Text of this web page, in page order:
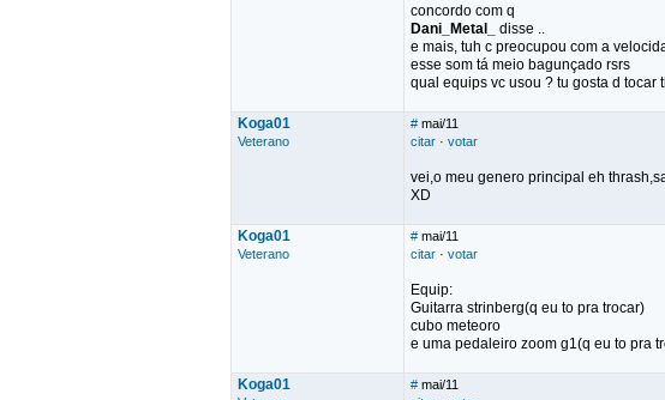
concordo com q
Dani_Metal_
disse ..
e mais, tuh c preocupou com a
esse som tá meio bagunçado rsrs
qual equips vc usou ? tu gosta d tocar
Koga01
Veterano
# mai/11
citar · votar
vei,o meu genero principal eh
XD
Koga01
Veterano
# mai/11
citar · votar
Equip:
Guitarra strinberg(q eu to pra trocar)
cubo meteoro
e uma pedaleiro zoom g1(q eu to pra
Koga01 # mai/11